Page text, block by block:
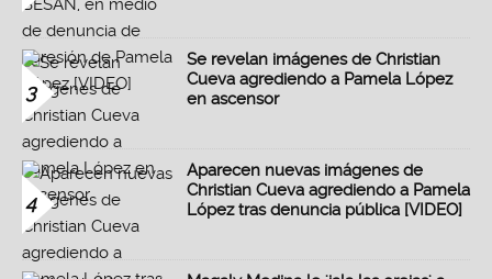
3
Se revelan imágenes de Christian
Cueva agrediendo a Pamela López
en ascensor
4
Aparecen nuevas imágenes de
Christian Cueva agrediendo a Pamela
López tras denuncia pública [VIDEO]